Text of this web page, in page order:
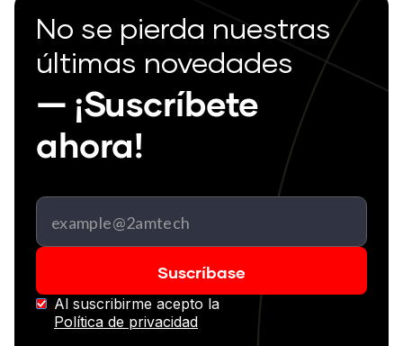
No se pierda nuestras
últimas novedades
— ¡Suscríbete
ahora!
Al suscribirme acepto la
Política de privacidad